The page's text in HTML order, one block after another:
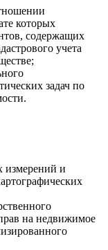
которых
содержащих
учета
задач по
измерений и
на недвижимое